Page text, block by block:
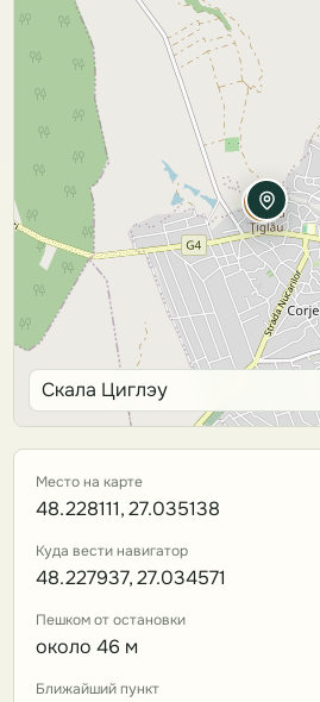
Скала Циглэу
Место на карте
48.228111, 27.035138
Куда вести навигатор
48.227937, 27.034571
Пешком от остановки
около 46 м
Ближайший пункт